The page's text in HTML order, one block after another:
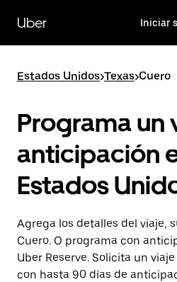
contenido
principal
Uber Iniciar
Estados Unidos>Texas>Cuero
Programa un
anticipación
Estados
Agrega los detalles del viaje,
Cuero. O programa con
Uber Reserve. Solicita un
con hasta 90 días de